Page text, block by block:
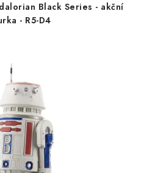
Black Series - akční
- R5-D4